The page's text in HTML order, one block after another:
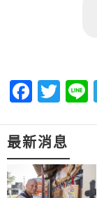
最新消息